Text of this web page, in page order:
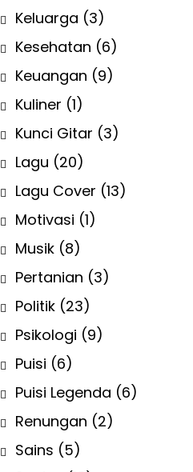
Keluarga (3)
Kesehatan (6)
Keuangan (9)
Kuliner (1)
Kunci Gitar (3)
Lagu (20)
Lagu Cover (13)
Motivasi (1)
Musik (8)
Pertanian (3)
Politik (23)
Psikologi (9)
Puisi (6)
Puisi Legenda (6)
Renungan (2)
Sains (5)